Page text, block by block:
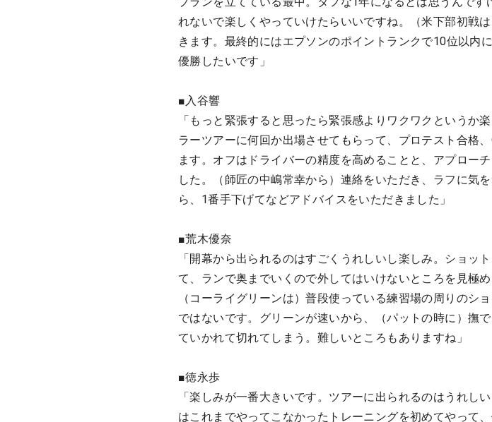
れないで楽しくやっていけたらいいですね。（米下部初戦
きます。最終的にはエプソンのポイントランクで10位以内
優勝したいです」
■入谷響
「もっと緊張すると思ったら緊張感よりワクワクというか
ラーツアーに何回か出場させてもらって、プロテスト合格
ます。オフはドライバーの精度を高めることと、アプロー
した。（師匠の中嶋常幸から）連絡をいただき、ラフに気
ら、1番手下げてなどアドバイスをいただきました」
■荒木優奈
「開幕から出られるのはすごくうれしいし楽しみ。ショッ
て、ランで奥までいくので外してはいけないところを見極
（コーライグリーンは）普段使っている練習場の周りのシ
ではないです。グリーンが速いから、（パットの時に）撫
ていかれて切れてしまう。難しいところもありますね」
■徳永歩
「楽しみが一番大きいです。ツアーに出られるのはうれし
はこれまでやってこなかったトレーニングを初めてやって